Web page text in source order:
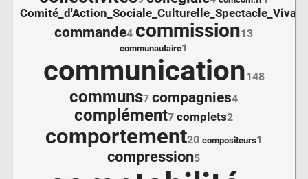
commande4 commission13
communautaire1
communication148
communs7 compagnies4
complément7 complets2
comportement20 compositeurs1
compression5